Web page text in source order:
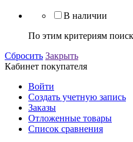
В наличии
По этим критериям
Сбросить Закрыть
Кабинет покупателя
Войти
Создать учетную запись
Заказы
Отложенные товары
Список сравнения